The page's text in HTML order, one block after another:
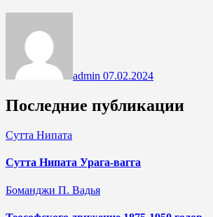
admin 07.02.2024
Последние публикации
Сутта Нипата
Сутта Нипата Урага-вагга
Боманджи П. Вадья